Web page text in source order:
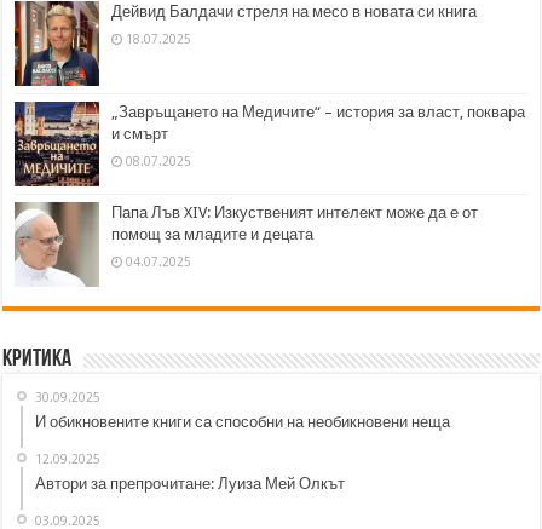
Дейвид Балдачи стреля на месо в новата си книга
18.07.2025
„Завръщането на Медичите“ – история за власт, поквара
и смърт
08.07.2025
Папа Лъв XIV: Изкуственият интелект може да е от
помощ за младите и децата
04.07.2025
Критика
30.09.2025
И обикновените книги са способни на необикновени неща
12.09.2025
Автори за препрочитане: Луиза Мей Олкът
03.09.2025